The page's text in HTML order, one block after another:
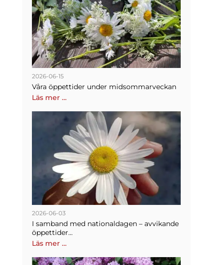
2026-06-15
Våra öppettider under midsommarveckan
Läs mer …
2026-06-03
I samband med nationaldagen – avvikande
öppettider...
Läs mer …